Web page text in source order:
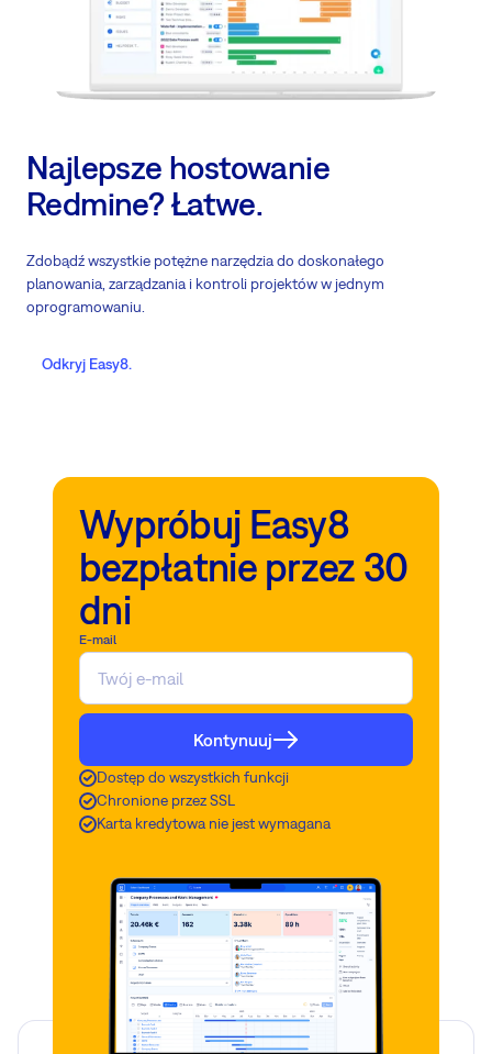
Najlepsze hostowanie
Redmine? Łatwe.
Zdobądź wszystkie potężne narzędzia do doskonałego
planowania, zarządzania i kontroli projektów w jednym
oprogramowaniu.
Odkryj Easy8.
Wypróbuj Easy8
bezpłatnie przez 30
dni
E-mail
Kontynuuj
Dostęp do wszystkich funkcji
Chronione przez SSL
Karta kredytowa nie jest wymagana